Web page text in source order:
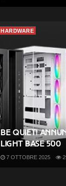
HARDWARE
be quiet!
Light Base 500
7 OTTOBRE 2025